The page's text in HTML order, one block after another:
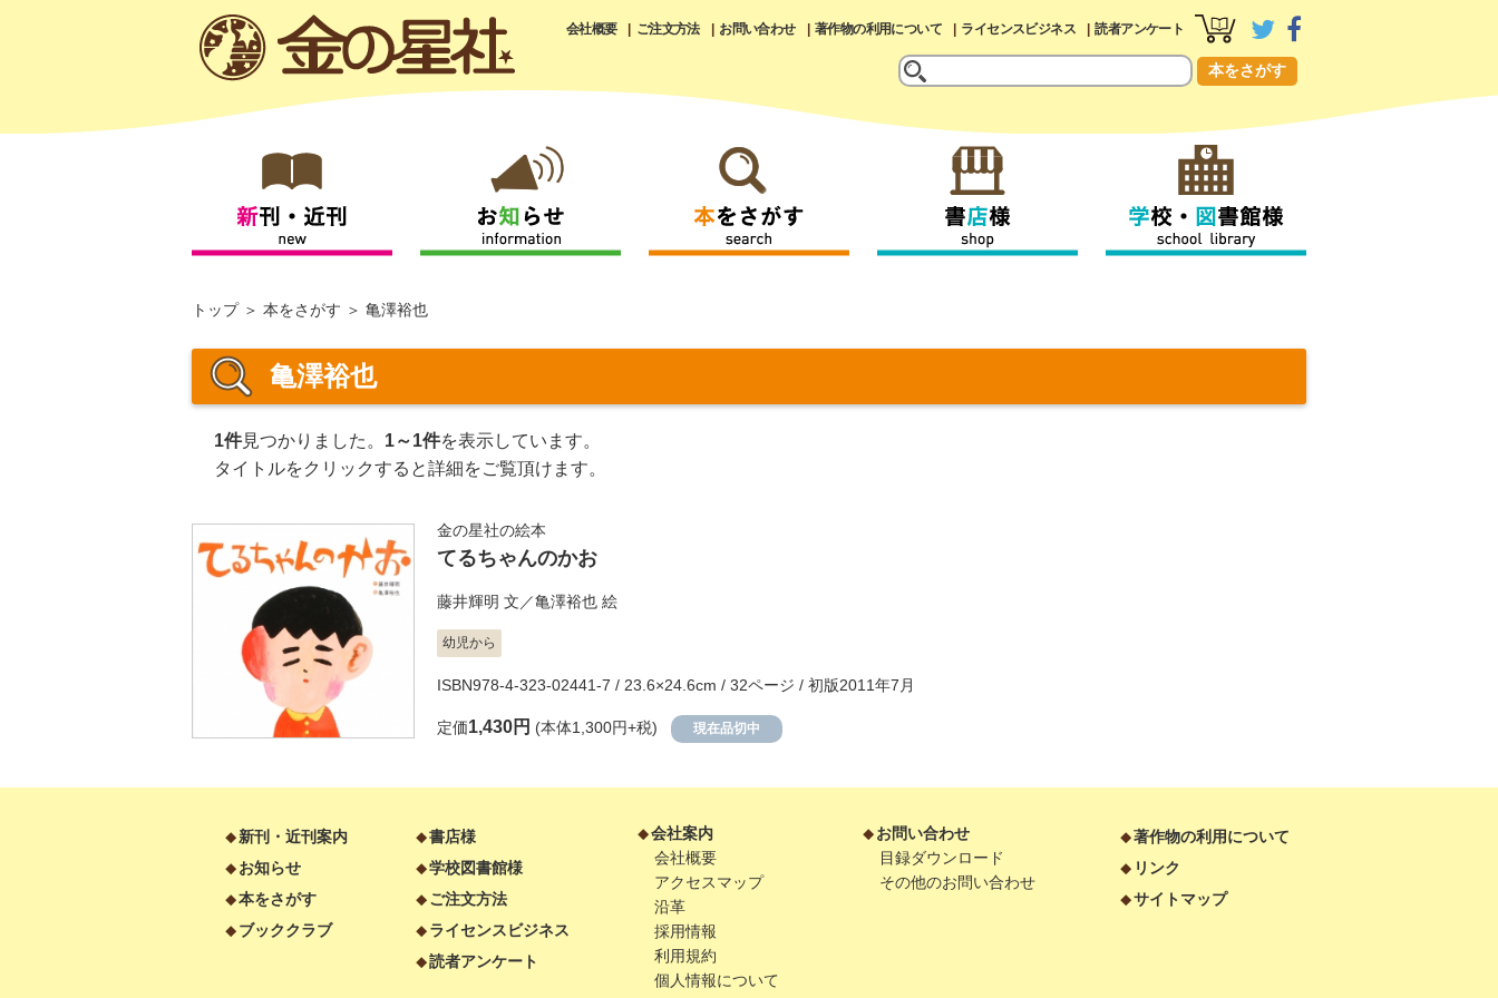
会社概要 ご注文方法 お問い合わせ 著作物の利用について ライセンスビジネス 読者アンケート
本をさがす
トップ 本をさがす 亀澤裕也
亀澤裕也
1件見つかりました。 1～1件を表示しています。
タイトルをクリックすると詳細をご覧頂けます。
金の星社の絵本
てるちゃんのかお
藤井輝明 文／亀澤裕也 絵
幼児から
ISBN978-4-323-02441-7 / 23.6×24.6cm / 32ページ / 初版2011年7月
定価1,430円 (本体1,300円+税) 現在品切中
新刊・近刊案内
お知らせ
本をさがす
ブッククラブ
書店様
学校図書館様
ご注文方法
ライセンスビジネス
読者アンケート
会社案内
会社概要
アクセスマップ
沿革
採用情報
利用規約
個人情報について
お問い合わせ
目録ダウンロード
その他のお問い合わせ
著作物の利用について
リンク
サイトマップ